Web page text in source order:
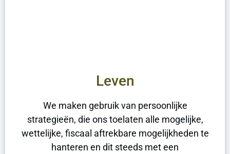
Leven
We maken gebruik van persoonlijke
strategieën, die ons toelaten alle mogelijke,
wettelijke, fiscaal aftrekbare mogelijkheden te
hanteren en dit steeds met een